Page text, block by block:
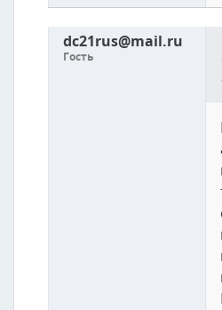
dc21rus@mail.ru
Гость